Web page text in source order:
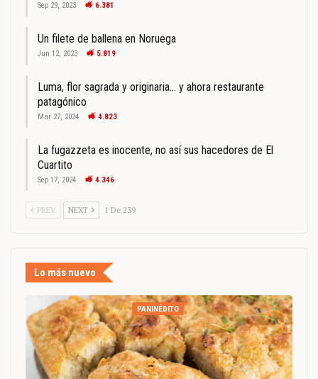
Sep 29, 2023 6.381
Un filete de ballena en Noruega
Jun 12, 2023 5.819
Luma, flor sagrada y originaria… y ahora restaurante
patagónico
Mar 27, 2024 4.823
La fugazzeta es inocente, no así sus hacedores de El
Cuartito
Sep 17, 2024 4.346
PREV NEXT 1 De 239
Lo más nuevo
PANINÉDITO